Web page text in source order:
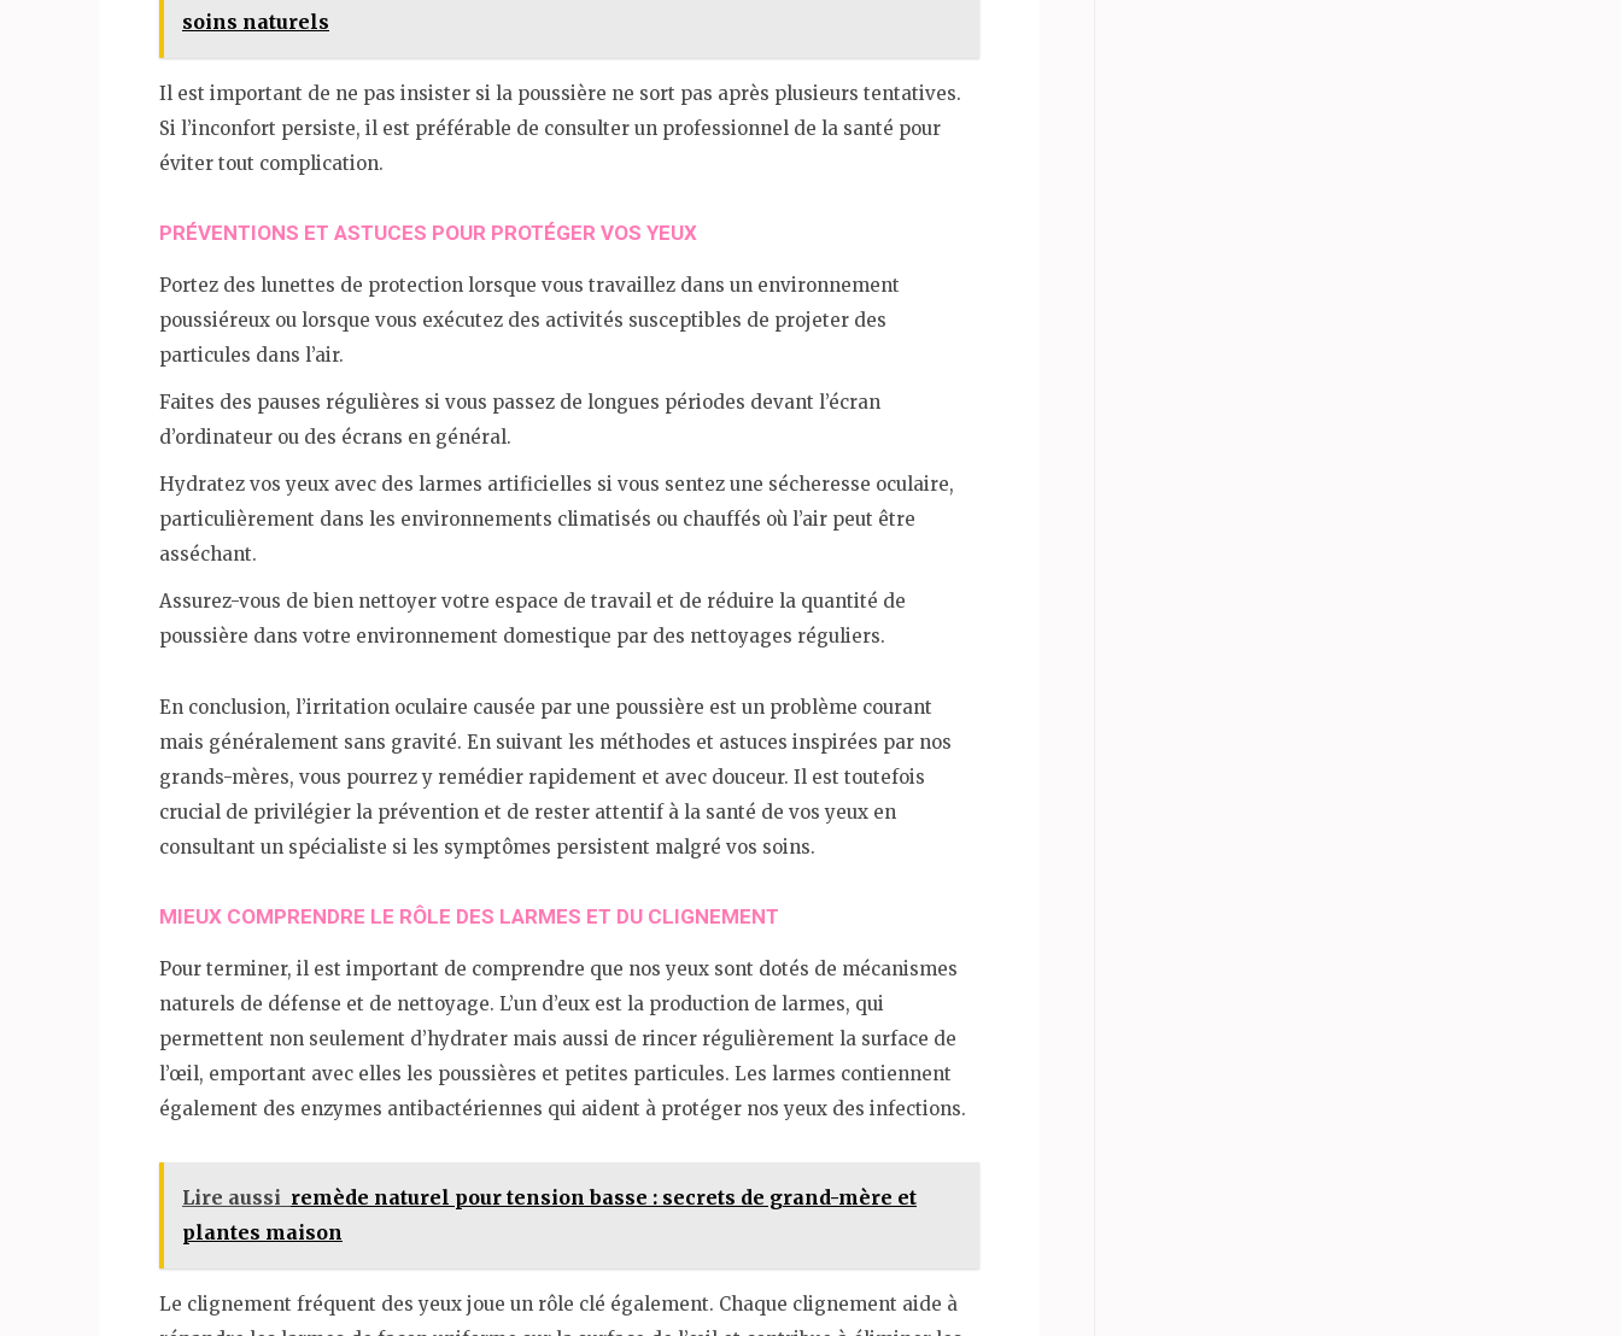
soins naturels
Il est important de ne pas insister si la poussière ne sort pas après plusieurs tentatives.
Si l’inconfort persiste, il est préférable de consulter un professionnel de la santé pour
éviter tout complication.
PRÉVENTIONS ET ASTUCES POUR PROTÉGER VOS YEUX
Portez des lunettes de protection lorsque vous travaillez dans un environnement
poussiéreux ou lorsque vous exécutez des activités susceptibles de projeter des
particules dans l’air.
Faites des pauses régulières si vous passez de longues périodes devant l’écran
d’ordinateur ou des écrans en général.
Hydratez vos yeux avec des larmes artificielles si vous sentez une sécheresse oculaire,
particulièrement dans les environnements climatisés ou chauffés où l’air peut être
asséchant.
Assurez-vous de bien nettoyer votre espace de travail et de réduire la quantité de
poussière dans votre environnement domestique par des nettoyages réguliers.
En conclusion, l’irritation oculaire causée par une poussière est un problème courant
mais généralement sans gravité. En suivant les méthodes et astuces inspirées par nos
grands-mères, vous pourrez y remédier rapidement et avec douceur. Il est toutefois
crucial de privilégier la prévention et de rester attentif à la santé de vos yeux en
consultant un spécialiste si les symptômes persistent malgré vos soins.
MIEUX COMPRENDRE LE RÔLE DES LARMES ET DU CLIGNEMENT
Pour terminer, il est important de comprendre que nos yeux sont dotés de mécanismes
naturels de défense et de nettoyage. L’un d’eux est la production de larmes, qui
permettent non seulement d’hydrater mais aussi de rincer régulièrement la surface de
l’œil, emportant avec elles les poussières et petites particules. Les larmes contiennent
également des enzymes antibactériennes qui aident à protéger nos yeux des infections.
Lire aussi remède naturel pour tension basse : secrets de grand-mère et
plantes maison
Le clignement fréquent des yeux joue un rôle clé également. Chaque clignement aide à